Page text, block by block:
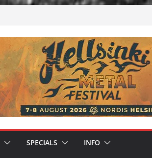
SPECIALS INFO